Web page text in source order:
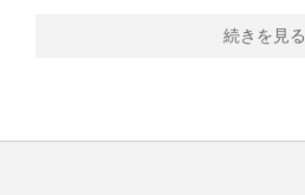
続きを見る